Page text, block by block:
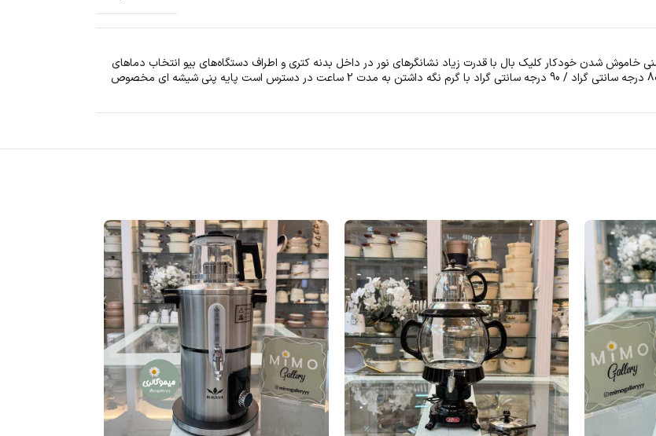
شدن خودکار کلیک بال با قدرت زیاد نشانگرهای نور در داخل بدنه کتری و اطراف دستگاه‌های بیو انتخاب دماهای
مختلف 70 درجه / 80 درجه / 90 درجه سانتیگراد تائوг 70 درجه سانتی گراد / 80 درجه سانتی گراد / 90 درجه سانتی گراد با گرم نگه داشتن به مدت 2 ساعت در دسترس است پایه پنی شیشه ای مخصوص